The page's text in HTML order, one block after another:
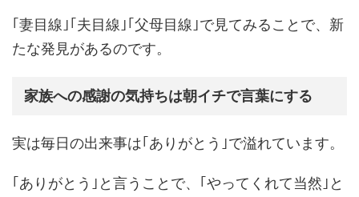
｢妻目線｣｢夫目線｣｢父母目線｣で見てみることで、新
たな発見があるのです。
家族への感謝の気持ちは朝イチで言葉にする
実は毎日の出来事は｢ありがとう｣で溢れています。
｢ありがとう｣と言うことで、｢やってくれて当然｣と